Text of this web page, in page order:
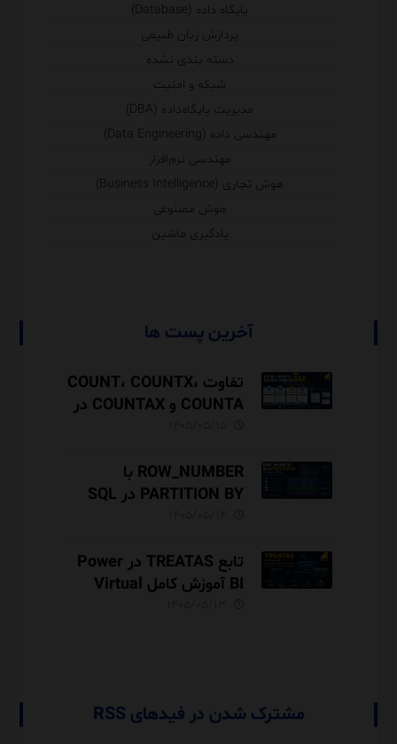
پایگاه داده (Database)
پردازش زبان طبیعی
دسته بندی نشده
شبکه و امنیت
مدیریت پایگاه‌داده (DBA)
مهندسی داده (Data Engineering)
مهندسی نرم‌افزار
هوش تجاری (Business Intelligence)
هوش مصنوعی
یادگیری ماشین
آخرین پست ها
تفاوت COUNT، COUNTX،
COUNTA و COUNTAX در
ROW_NUMBER با
PARTITION BY در SQL
تابع TREATAS در Power
BI آموزش کامل Virtual
مشترک شدن در فیدهای RSS